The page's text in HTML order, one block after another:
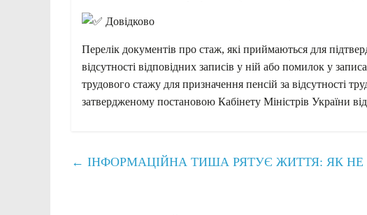
Довідково
Перелік документів про стаж, які приймаються для
відсутності відповідних записів у ній або помилок у
трудового стажу для призначення пенсій за відсутності
затвердженому постановою Кабінету Міністрів України
← ІНФОРМАЦІЙНА ТИША РЯТУЄ ЖИТТЯ: ЯК